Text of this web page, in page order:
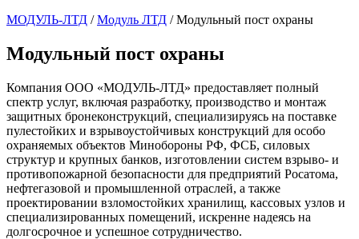
МОДУЛЬ-ЛТД /Модуль ЛТД /Модульный пост охраны
Модульный пост охраны
Компания ООО «МОДУЛЬ-ЛТД» предоставляет полный
спектр услуг, включая разработку, производство и монтаж
защитных бронеконструкций, специализируясь на поставке
пулестойких и взрывоустойчивых конструкций для особо
охраняемых объектов Минобороны РФ, ФСБ, силовых
структур и крупных банков, изготовлении систем взрыво- и
противопожарной безопасности для предприятий Росатома,
нефтегазовой и промышленной отраслей, а также
проектировании взломостойких хранилищ, кассовых узлов и
специализированных помещений, искренне надеясь на
долгосрочное и успешное сотрудничество.